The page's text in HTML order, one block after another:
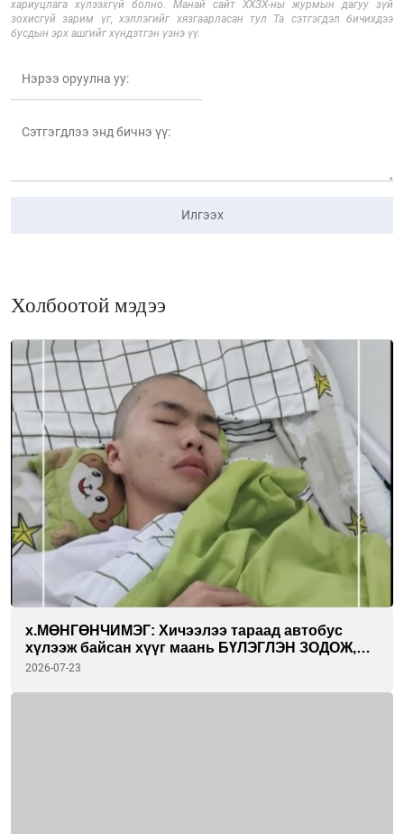
хариуцлага хүлээхгүй болно. Манай сайт ХХЗХ-ны журмын дагуу зүй
зохисгүй зарим үг, хэллэгийг хязгаарласан тул Та сэтгэгдэл бичихдээ
бусдын эрх ашгийг хүндэтгэн үзнэ үү.
Илгээх
Холбоотой мэдээ
х.МӨНГӨНЧИМЭГ: Хичээлээ тараад автобус
хүлээж байсан хүүг маань БҮЛЭГЛЭН ЗОДОЖ,
хүнд гэмтэл учруулсан. Хүүгээ эрүүл болгохын
2026-07-23